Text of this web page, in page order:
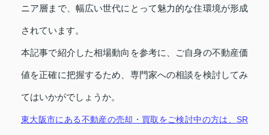
ニア層まで、幅広い世代にとって魅力的な住環境が形成
されています。
本記事で紹介した相場動向を参考に、ご自身の不動産価
値を正確に把握するため、専門家への相談を検討してみ
てはいかがでしょうか。
東大阪市にある不動産の売却・買取をご検討中の方は、SR